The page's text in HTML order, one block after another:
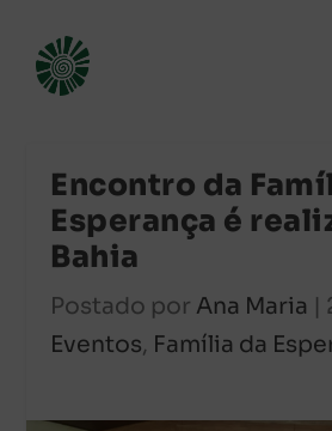
Encontro da
Esperança é
Bahia
Postado por Ana Maria |
Eventos, Família da